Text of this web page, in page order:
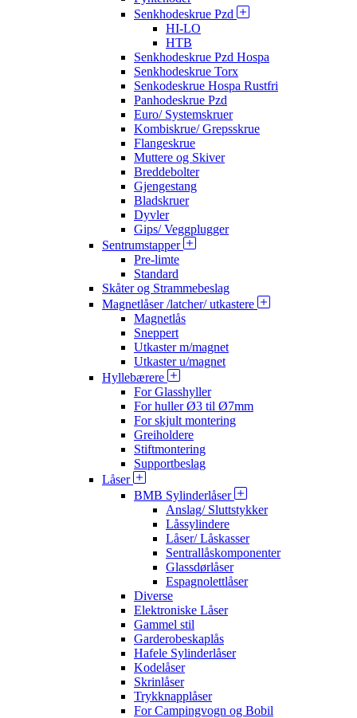
Senkhodeskrue Pzd
HI-LO
HTB
Senkhodeskrue Pzd Hospa
Senkhodeskrue Torx
Senkodeskrue Hospa Rustfri
Panhodeskrue Pzd
Euro/ Systemskruer
Kombiskrue/ Grepsskrue
Flangeskrue
Muttere og Skiver
Breddebolter
Gjengestang
Bladskruer
Dyvler
Gips/ Veggplugger
Sentrumstapper
Pre-limte
Standard
Skåter og Strammebeslag
Magnetlåser /latcher/ utkastere
Magnetlås
Sneppert
Utkaster m/magnet
Utkaster u/magnet
Hyllebærere
For Glasshyller
For huller Ø3 til Ø7mm
For skjult montering
Greiholdere
Stiftmontering
Supportbeslag
Låser
BMB Sylinderlåser
Anslag/ Sluttstykker
Låssylindere
Låser/ Låskasser
Sentrallåskomponenter
Glassdørlåser
Espagnolettlåser
Diverse
Elektroniske Låser
Gammel stil
Garderobeskaplås
Hafele Sylinderlåser
Kodelåser
Skrinlåser
Trykknapplåser
For Campingvogn og Bobil